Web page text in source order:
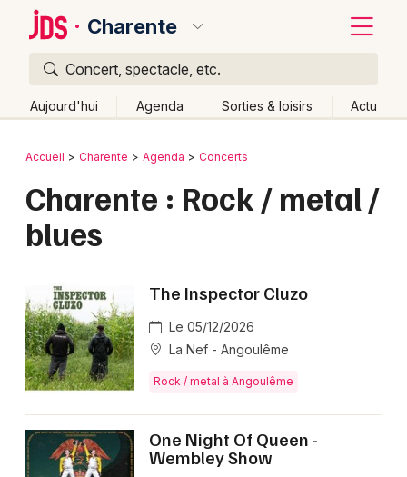
Charente
Concert, spectacle, etc.
Aujourd'hui Agenda Sorties & loisirs Actu
Publier un événement
Activité & Expérience
Manifestations
Spectacles
Bordeaux
Colmar
Lyon
Marseille
Mulhouse
Montpellier
Nantes
Retour
Accueil Charente Agenda Concerts
Charente : Rock / metal /
blues
The Inspector Cluzo
Le 05/12/2026
La Nef - Angoulême
Rock / metal à Angoulême
One Night Of Queen -
Wembley Show
Quoi ?
Où ?
Changer de lieu
Quand ?